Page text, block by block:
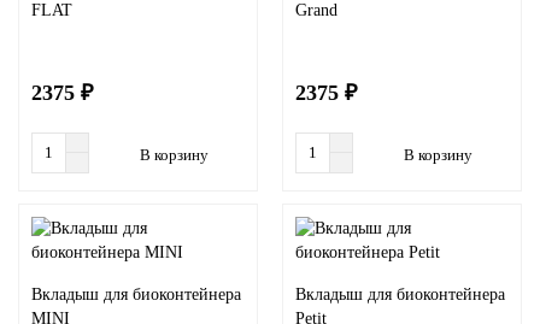
FLAT
2375 ₽
В корзину
Grand
2375 ₽
В корзину
Вкладыш для биоконтейнера
MINI
Вкладыш для биоконтейнера
Petit